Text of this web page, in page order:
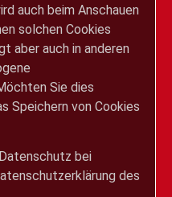
auch beim Anschauen
solchen Cookies
aber auch in anderen
Sie dies
Speichern von Cookies
bei
des